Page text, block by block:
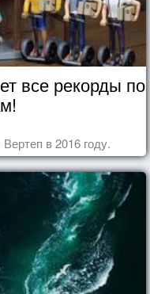
все рекорды по
в 2016 году.